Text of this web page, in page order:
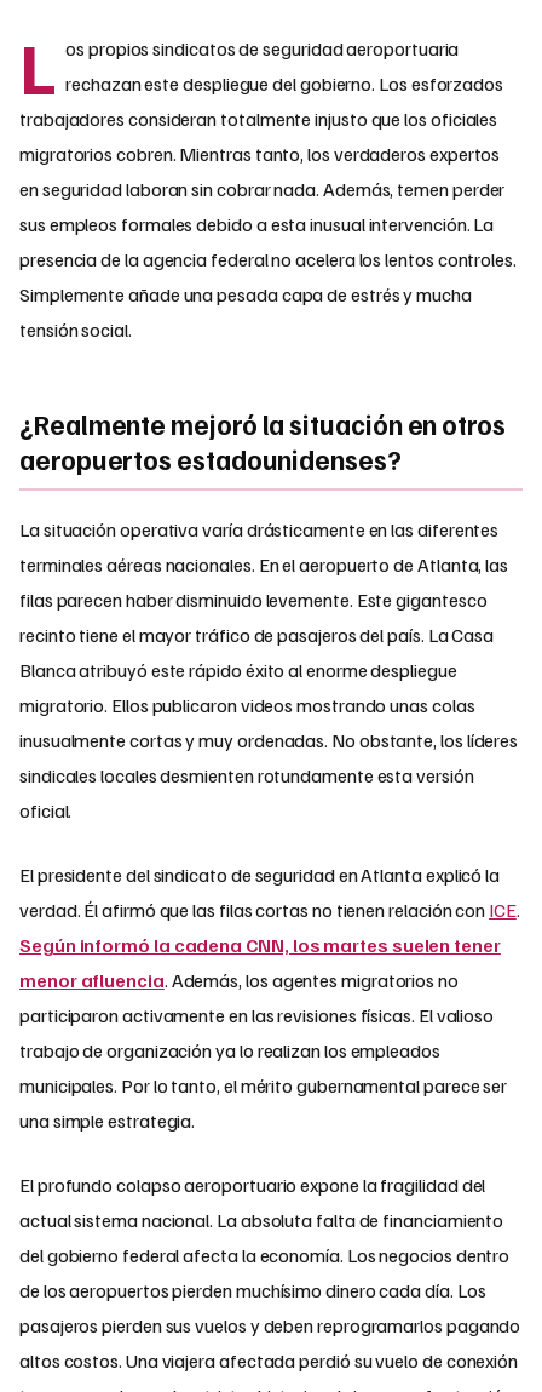
L os propios sindicatos de seguridad aeroportuaria
rechazan este despliegue del gobierno. Los esforzados
trabajadores consideran totalmente injusto que los oficiales
migratorios cobren. Mientras tanto, los verdaderos expertos
en seguridad laboran sin cobrar nada. Además, temen perder
sus empleos formales debido a esta inusual intervención. La
presencia de la agencia federal no acelera los lentos controles.
Simplemente añade una pesada capa de estrés y mucha
tensión social.
¿Realmente mejoró la situación en otros
aeropuertos estadounidenses?
La situación operativa varía drásticamente en las diferentes
terminales aéreas nacionales. En el aeropuerto de Atlanta, las
filas parecen haber disminuido levemente. Este gigantesco
recinto tiene el mayor tráfico de pasajeros del país. La Casa
Blanca atribuyó este rápido éxito al enorme despliegue
migratorio. Ellos publicaron videos mostrando unas colas
inusualmente cortas y muy ordenadas. No obstante, los líderes
sindicales locales desmienten rotundamente esta versión
oficial.
El presidente del sindicato de seguridad en Atlanta explicó la
verdad. Él afirmó que las filas cortas no tienen relación con ICE.
Según informó la cadena CNN, los martes suelen tener
menor afluencia. Además, los agentes migratorios no
participaron activamente en las revisiones físicas. El valioso
trabajo de organización ya lo realizan los empleados
municipales. Por lo tanto, el mérito gubernamental parece ser
una simple estrategia.
El profundo colapso aeroportuario expone la fragilidad del
actual sistema nacional. La absoluta falta de financiamiento
del gobierno federal afecta la economía. Los negocios dentro
de los aeropuertos pierden muchísimo dinero cada día. Los
pasajeros pierden sus vuelos y deben reprogramarlos pagando
altos costos. Una viajera afectada perdió su vuelo de conexión